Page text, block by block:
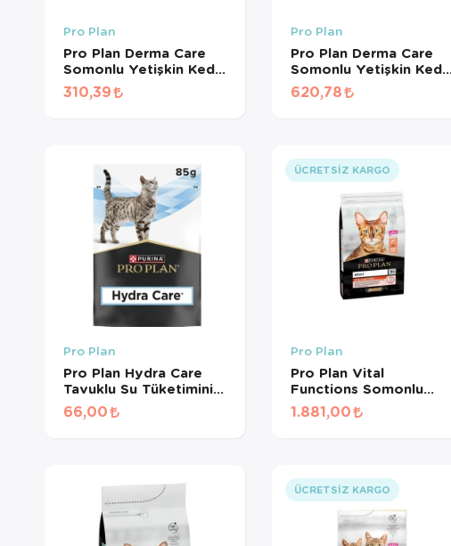
Pro Plan
Pro Plan Derma Care
Somonlu Yetişkin Kedi
Maması (500 GR
BÖLÜNMÜŞ)
310,39
Pro Plan
Pro Plan Derma Care
Somonlu Yetişkin Kedi
Maması (1 KG
BÖLÜNMÜŞ)
620,78
Pro Plan
Pro Plan Hydra Care
Tavuklu Su Tüketimini
Arttıran Yetişkin Kedi
Maması 85 Gr
66,00
ÜCRETSIZ KARGO
Pro Plan
Pro Plan Vital
Functions Somonlu
Yetişkin Kedi Maması 3
Kg
1.881,00
ÜCRETSIZ KARGO